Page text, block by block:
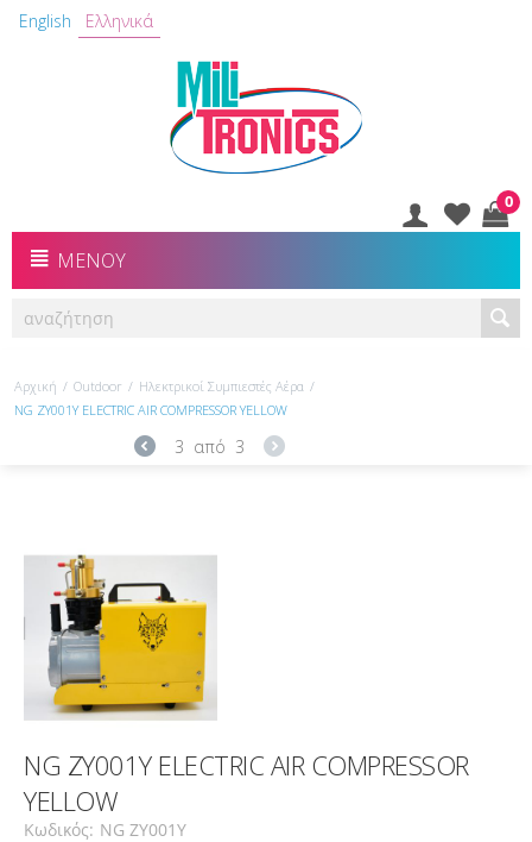
English Ελληνικά
0
ΜΕΝΟΎ
Αρχική / Outdoor / Ηλεκτρικοί Συμπιεστές Αέρα /
NG ΖΥ001Υ ELECTRIC AIR COMPRESSOR YELLOW
3 από 3
NG ΖΥ001Υ ELECTRIC AIR COMPRESSOR
YELLOW
Κωδικός: NG ZY001Y